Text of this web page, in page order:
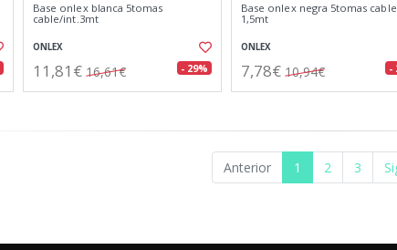
Base onlex blanca 5tomas
cable/int.3mt
ONLEX
11,81€ 16,61€ - 29%
Base onlex negra 5tomas cable
1,5mt
ONLEX
7,78€ 10,94€ -
Anterior 1 2 3